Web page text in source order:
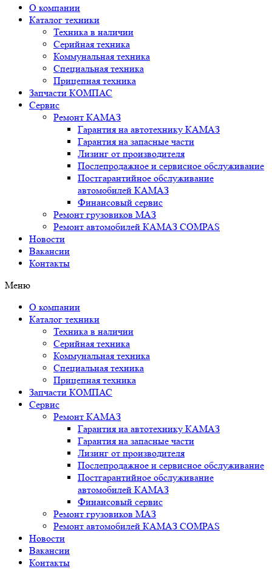
О компании
Каталог техники
Техника в наличии
Серийная техника
Коммунальная техника
Специальная техника
Прицепная техника
Запчасти КОМПАС
Сервис
Ремонт КАМАЗ
Гарантия на автотехнику КАМАЗ
Гарантия на запасные части
Лизинг от производителя
Послепродажное и сервисное обслуживание
Постгарантийное обслуживание
автомобилей КАМАЗ
Финансовый сервис
Ремонт грузовиков МАЗ
Ремонт автомобилей КАМАЗ COMPAS
Новости
Вакансии
Контакты
Меню
О компании
Каталог техники
Техника в наличии
Серийная техника
Коммунальная техника
Специальная техника
Прицепная техника
Запчасти КОМПАС
Сервис
Ремонт КАМАЗ
Гарантия на автотехнику КАМАЗ
Гарантия на запасные части
Лизинг от производителя
Послепродажное и сервисное обслуживание
Постгарантийное обслуживание
автомобилей КАМАЗ
Финансовый сервис
Ремонт грузовиков МАЗ
Ремонт автомобилей КАМАЗ COMPAS
Новости
Вакансии
Контакты